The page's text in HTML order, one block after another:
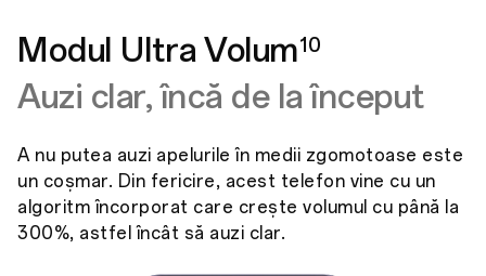
Modul Ultra Volum10
Auzi clar, încă de la început
A nu putea auzi apelurile în medii zgomotoase este
un coșmar. Din fericire, acest telefon vine cu un
algoritm încorporat care crește volumul cu până la
300%, astfel încât să auzi clar.